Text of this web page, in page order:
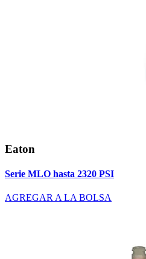
Eaton
Serie MLO hasta 2320 PSI
AGREGAR A LA BOLSA